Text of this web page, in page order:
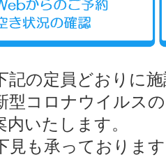
員どおりに施設
ナウイルスの感
いたします。
っております。